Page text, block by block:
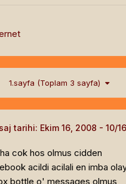
1.sayfa (Toplam 3 sayfa)
tarihi: Ekim 16, 2008
cok hos olmus cidden
acildi acilali en imba
bottle o' messages olmus